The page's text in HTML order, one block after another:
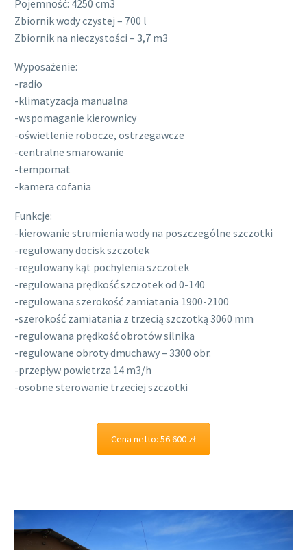
Pojemność: 4250 cm3
Zbiornik wody czystej – 700 l
Zbiornik na nieczystości – 3,7 m3
Wyposażenie:
-radio
-klimatyzacja manualna
-wspomaganie kierownicy
-oświetlenie robocze, ostrzegawcze
-centralne smarowanie
-tempomat
-kamera cofania
Funkcje:
-kierowanie strumienia wody na poszczególne szczotki
-regulowany docisk szczotek
-regulowany kąt pochylenia szczotek
-regulowana prędkość szczotek od 0-140
-regulowana szerokość zamiatania 1900-2100
-szerokość zamiatania z trzecią szczotką 3060 mm
-regulowana prędkość obrotów silnika
-regulowane obroty dmuchawy – 3300 obr.
-przepływ powietrza 14 m3/h
-osobne sterowanie trzeciej szczotki
Cena netto: 56 600 zł